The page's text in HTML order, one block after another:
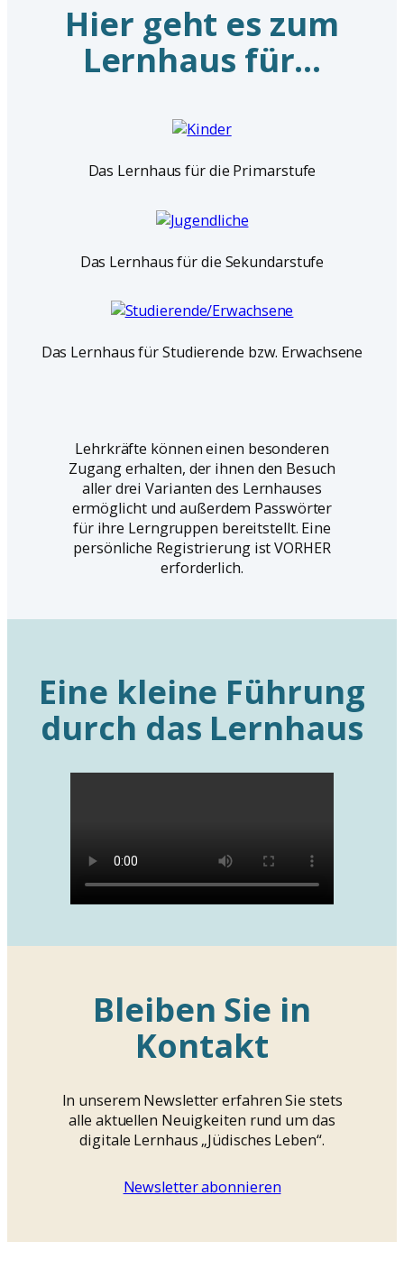
Hier geht es zum
Lernhaus für…
Das Lernhaus für die Primarstufe
Das Lernhaus für die Sekundarstufe
Das Lernhaus für Studierende bzw. Erwachsene
Lehrkräfte können einen besonderen
Zugang erhalten, der ihnen den Besuch
aller drei Varianten des Lernhauses
ermöglicht und außerdem Passwörter
für ihre Lerngruppen bereitstellt. Eine
persönliche Registrierung ist VORHER
erforderlich.
Eine kleine Führung
durch das Lernhaus
Bleiben Sie in
Kontakt
In unserem Newsletter erfahren Sie stets
alle aktuellen Neuigkeiten rund um das
digitale Lernhaus „Jüdisches Leben“.
Newsletter abonnieren